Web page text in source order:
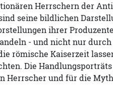
Herrschern der
seine bildlichen
ihrer
- und nicht nur durch
römische Kaiserzeit
Die
Herrscher und für die